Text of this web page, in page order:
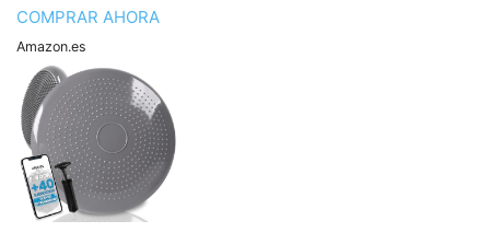
COMPRAR AHORA
Amazon.es